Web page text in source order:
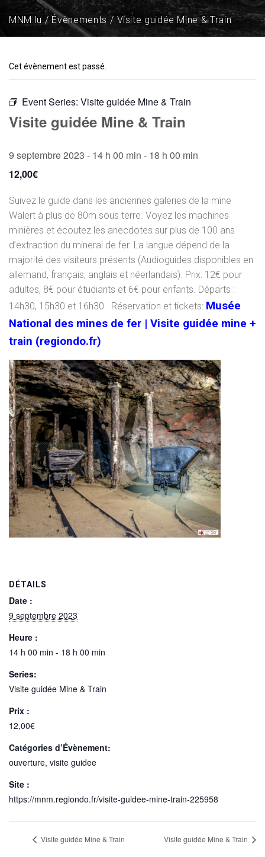
MNM.lu Évènements Visite guidée Mine & Train
Cet évènement est passé.
Event Series: Visite guidée Mine & Train
Visite guidée Mine & Train
9 septembre 2023 - 14 h 00 min - 18 h 00 min
12,00€
Suivez le guide dans les anciennes galeries de la mine
Walert à plus de 80m sous terre. Voyez les machines
minières et écoutez les anecdotes sur plus de 100 ans
d’extraction du minerai de fer. La langue dépend de la
majorité des visiteurs présents (Audioguides disponibles en
allemand, français, anglais et néerlandais). Prix: 12€ pour
adultes, 8€ pour étudiants et 6€ pour enfants. Départs :
14h30, 15h30 et 16h30. Réservation et tickets: Musée
National des mines de fer | Visite guidée mine +
train (regiondo.fr)
DÉTAILS
Date :
9 septembre 2023
Heure :
14 h 00 min - 18 h 00 min
Series:
Visite guidée Mine & Train
Prix :
12,00€
Catégories d’Évènement:
ouverture, visite guidee
Site :
https://mnm.regiondo.fr/visite-guidee-mine-train-225958
Visite guidée Mine & Train Visite guidée Mine & Train